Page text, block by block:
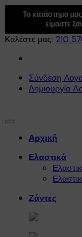
Το κατάστημα
είμαστε
Καλέστε μας: 210
Σύνδεση
Δημιουργία
Αρχική
Ελαστικά
Ζάντες